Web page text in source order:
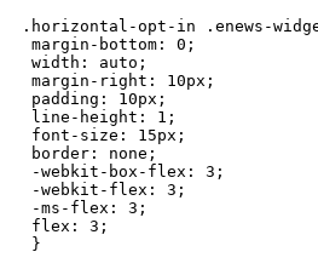
.horizontal-opt-in .enews-
margin-bottom: 0;
width: auto;
margin-right: 10px;
padding: 10px;
line-height: 1;
font-size: 15px;
border: none;
-webkit-box-flex: 3;
-webkit-flex: 3;
-ms-flex: 3;
flex: 3;
}